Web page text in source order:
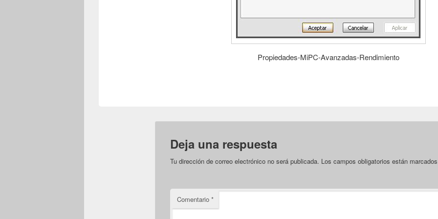
Propiedades-MiPC-Avanzadas-Rendimiento
Deja una respuesta
Tu dirección de correo electrónico no será publicada. Los campos obligatorios están
Comentario*